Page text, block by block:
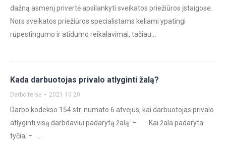
dažną asmenį privertė apsilankyti sveikatos priežiūros įstaigose.
Nors sveikatos priežiūros specialistams keliami ypatingi
rūpestingumo ir atidumo reikalavimai, tačiau…
Kada darbuotojas privalo atlyginti žalą?
Darbo teisė 2021 10 20
Darbo kodekso 154 str. numato 6 atvejus, kai darbuotojas privalo
atlyginti visą darbdaviui padarytą žalą: – Kai žala padaryta
tyčia; – …